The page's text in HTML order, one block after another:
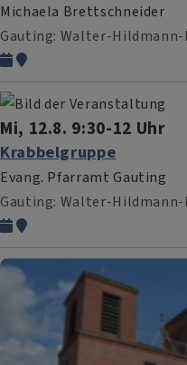
Michaela Brettschneider
Gauting Walter-Hildmann-
Mi, 12.8. 9:30-12 Uhr
Krabbelgruppe
Evang. Pfarramt Gauting
Gauting Walter-Hildmann-